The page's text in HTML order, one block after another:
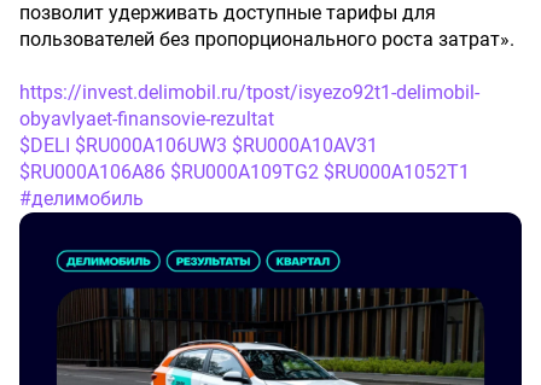
позволит удерживать доступные тарифы для
пользователей без пропорционального роста затрат».
https://invest.delimobil.ru/tpost/isyezo92t1-delimobil-
obyavlyaet-finansovie-rezultat
$DELI $RU000A106UW3 $RU000A10AV31
$RU000A106A86 $RU000A109TG2 $RU000A1052T1
#делимобиль